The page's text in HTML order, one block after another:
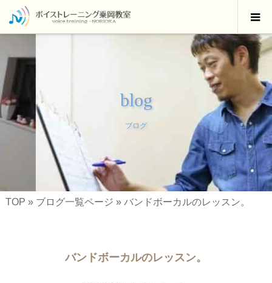
blog
ブログ
TOP » ブログ一覧ページ » バンドボーカルのレッスン。
バンドボーカルのレッスン。